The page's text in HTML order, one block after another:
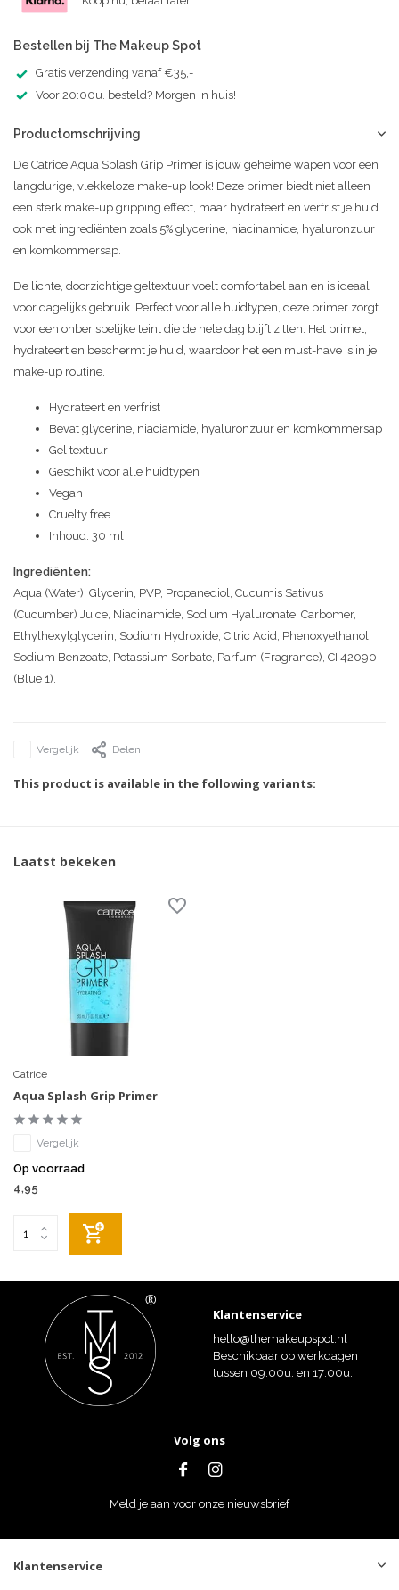
Bestellen bij The Makeup Spot
Gratis verzending vanaf €35,-
Voor 20:00u. besteld? Morgen in huis!
Productomschrijving
De Catrice Aqua Splash Grip Primer is jouw geheime wapen voor een
langdurige, vlekkeloze make-up look! Deze primer biedt niet alleen
een sterk make-up gripping effect, maar hydrateert en verfrist je huid
ook met ingrediënten zoals 5% glycerine, niacinamide, hyaluronzuur
en komkommersap.
De lichte, doorzichtige geltextuur voelt comfortabel aan en is ideaal
voor dagelijks gebruik. Perfect voor alle huidtypen, deze primer zorgt
voor een onberispelijke teint die de hele dag blijft zitten. Het primet,
hydrateert en beschermt je huid, waardoor het een must-have is in je
make-up routine.
Hydrateert en verfrist
Bevat glycerine, niaciamide, hyaluronzuur en komkommersap
Gel textuur
Geschikt voor alle huidtypen
Vegan
Cruelty free
Inhoud: 30 ml
Ingrediënten:
Aqua (Water), Glycerin, PVP, Propanediol, Cucumis Sativus
(Cucumber) Juice, Niacinamide, Sodium Hyaluronate, Carbomer,
Ethylhexylglycerin, Sodium Hydroxide, Citric Acid, Phenoxyethanol,
Sodium Benzoate, Potassium Sorbate, Parfum (Fragrance), CI 42090
(Blue 1).
Vergelijk Delen
This product is available in the following variants:
Laatst bekeken
Catrice
Aqua Splash Grip Primer
Vergelijk
Op voorraad
4,95
Klantenservice
hello@themakeupspot.nl
Beschikbaar op werkdagen
tussen 09:00u. en 17:00u.
Volg ons
Meld je aan voor onze nieuwsbrief
Klantenservice